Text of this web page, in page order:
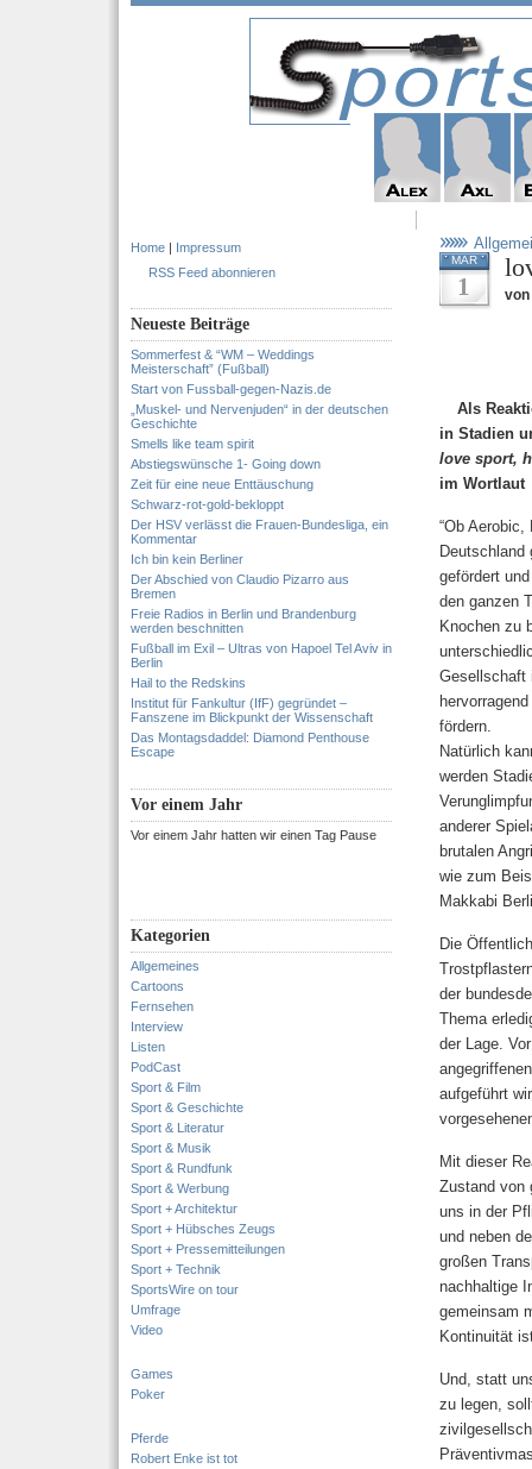
Home | Impressum
RSS Feed abonnieren
Neueste Beiträge
Sommerfest & “WM – Weddings
Meisterschaft” (Fußball)
Start von Fussball-gegen-Nazis.de
„Muskel- und Nervenjuden“ in der deutschen
Geschichte
Smells like team spirit
Abstiegswünsche 1- Going down
Zeit für eine neue Enttäuschung
Schwarz-rot-gold-bekloppt
Der HSV verlässt die Frauen-Bundesliga, ein
Kommentar
Ich bin kein Berliner
Der Abschied von Claudio Pizarro aus
Bremen
Freie Radios in Berlin und Brandenburg
werden beschnitten
Fußball im Exil – Ultras von Hapoel Tel Aviv in
Berlin
Hail to the Redskins
Institut für Fankultur (IfF) gegründet –
Fanszene im Blickpunkt der Wissenschaft
Das Montagsdaddel: Diamond Penthouse
Escape
Vor einem Jahr
Vor einem Jahr hatten wir einen Tag Pause
Kategorien
Allgemeines
Cartoons
Fernsehen
Interview
Listen
PodCast
Sport & Film
Sport & Geschichte
Sport & Literatur
Sport & Musik
Sport & Rundfunk
Sport & Werbung
Sport + Architektur
Sport + Hübsches Zeugs
Sport + Pressemitteilungen
Sport + Technik
SportsWire on tour
Umfrage
Video
Games
Poker
Pferde
Robert Enke ist tot
MAR
1 von
Als
in Stadien
love sport,
im Wortlaut
“Ob
gefördert
den ganzen
Knochen zu
Gesellschaft
fördern.
Natürlich
werden
anderer
brutalen
wie zum
Makkabi
Die
der
Thema
der Lage.
aufgeführt
Mit dieser
Zustand von
uns in der
und neben
großen
nachhaltige
gemeinsam
Kontinuität
Und, statt
zu legen,